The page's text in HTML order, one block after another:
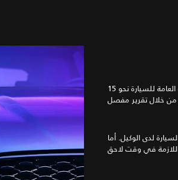
مع كل زيارة صيانة، نُجري تقييماً شاملاً لحالة سيارتك جاكوار. يستغرق فحص الحالة العامة للسيارة نحو 15
لدى الوكيل. أما